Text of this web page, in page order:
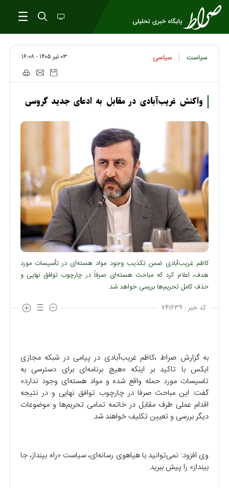
سیاست سیاسی ۰۳ تير ۱۴۰۵ - ۱۶:۰۸
واکنش غریب‌آبادی در مقابل به ادعای جدید گروسی
کاظم غریب‌آبادی ضمن تکذیب وجود مواد هسته‌ای در تأسیسات مورد
هدف، اعلام کرد که مباحث هسته‌ای صرفاً در چارچوب توافق نهایی و
حذف کامل تحریم‌ها بررسی خواهد شد.
کد خبر : ۷۴۱۶۳۹
به گزارش صراط ،کاظم غریب‌آبادی در پیامی در شبکه مجازی
ایکس با تاکید بر اینکه «هیچ برنامه‌ای برای دسترسی به
تاسیسات مورد حمله واقع شده و مواد هسته‌ای وجود ندارد»
گفت: این مباحث صرفا در چارچوب توافق نهایی و در نتیجه
اقدام عملی طرف مقابل در خاتمه تمامی تحریم‌ها و موضوعات
دیگر بررسی و تعیین تکلیف خواهند شد.
وی افزود: نمی‌توانید با هیاهوی رسانه‌ای، سیاست «راه بینداز، جا
بینداز» را پیش ببرید.